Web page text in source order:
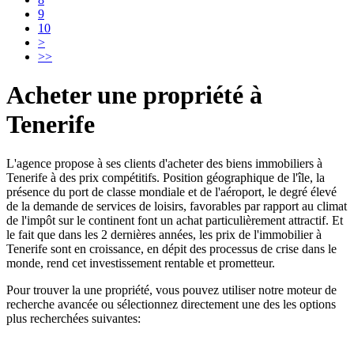
9
10
>
>>
Acheter une propriété à
Tenerife
L'agence propose à ses clients d'acheter des biens immobiliers à
Tenerife à des prix compétitifs. Position géographique de l'île, la
présence du port de classe mondiale et de l'aéroport, le degré élevé
de la demande de services de loisirs, favorables par rapport au climat
de l'impôt sur le continent font un achat particulièrement attractif. Et
le fait que dans les 2 dernières années, les prix de l'immobilier à
Tenerife sont en croissance, en dépit des processus de crise dans le
monde, rend cet investissement rentable et prometteur.
Pour trouver la une propriété, vous pouvez utiliser notre moteur de
recherche avancée ou sélectionnez directement une des les options
plus recherchées suivantes: